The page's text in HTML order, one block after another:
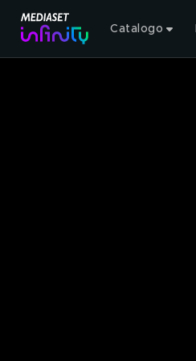
Catalogo